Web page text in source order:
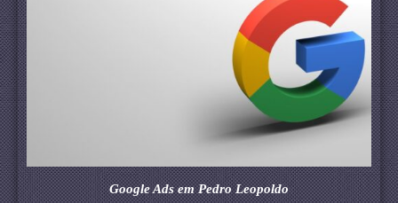
Google Ads em Pedro Leopoldo